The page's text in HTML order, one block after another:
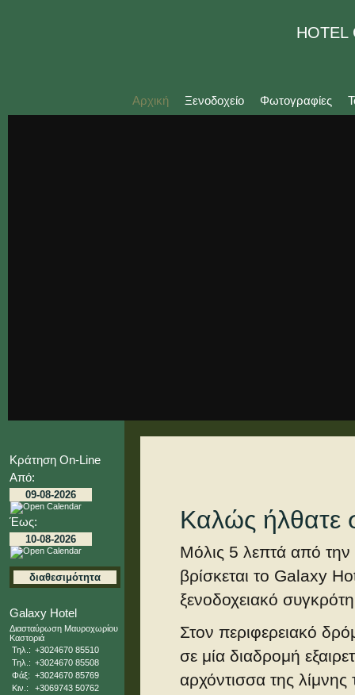
Αρχική Ξενοδοχείο Φωτογραφίες
HOTEL
Καλώς ήλθατε
Μόλις 5 λεπτά από
βρίσκεται το Galaxy
ξενοδοχειακό
Στον περιφερειακό
σε μία διαδρομή
αρχόντισσα της
Κράτηση On-Line
Από:
Έως:
Galaxy Hotel
Διασταύρωση Μαυροχωρίου
Καστοριά
Τηλ.: +3024670 85510
Τηλ.: +3024670 85508
Φάξ: +3024670 85769
Κιν.:
+3069743 50762